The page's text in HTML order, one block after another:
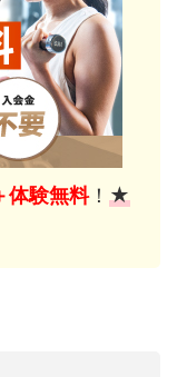
体験無料！ ★